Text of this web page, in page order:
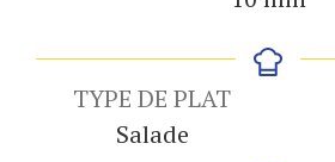
TYPE DE PLAT
Salade